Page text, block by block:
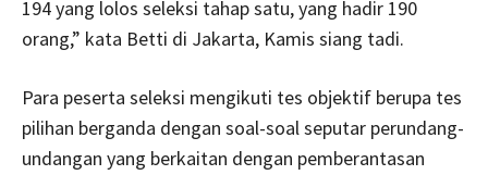
194 yang lolos seleksi tahap satu, yang hadir 190
orang,” kata Betti di Jakarta, Kamis siang tadi.
Para peserta seleksi mengikuti tes objektif berupa tes
pilihan berganda dengan soal-soal seputar perundang-
undangan yang berkaitan dengan pemberantasan